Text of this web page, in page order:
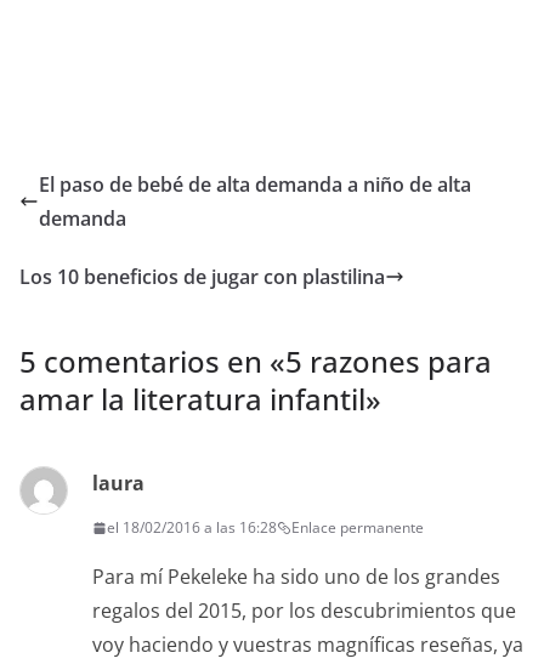
El paso de bebé de alta demanda a niño de alta
demanda
Los 10 beneficios de jugar con plastilina
5 comentarios en «5 razones para
amar la literatura infantil»
laura
el 18/02/2016 a las 16:28 Enlace permanente
Para mí Pekeleke ha sido uno de los grandes
regalos del 2015, por los descubrimientos que
voy haciendo y vuestras magníficas reseñas, ya